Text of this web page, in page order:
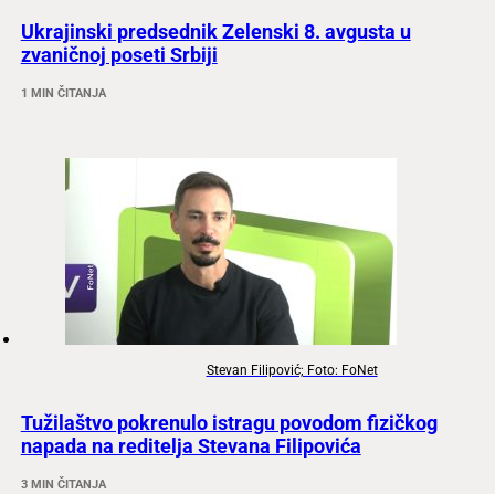
Ukrajinski predsednik Zelenski 8. avgusta u
zvaničnoj poseti Srbiji
1 MIN ČITANJA
Stevan Filipović; Foto: FoNet
Tužilaštvo pokrenulo istragu povodom fizičkog
napada na reditelja Stevana Filipovića
3 MIN ČITANJA